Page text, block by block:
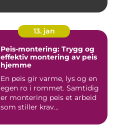
13. jan
Peis-montering: Trygg og
effektiv montering av peis
hjemme
En peis gir varme, lys og en
egen ro i rommet. Samtidig
er montering peis et arbeid
som stiller krav...